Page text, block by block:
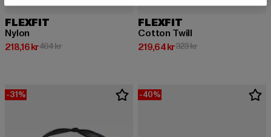
FLEXFIT
Nylon
218,16 kr
Nuvarande pris: 218,16 kr
404 krKampanjpris: 404 kr
FLEXFIT
Cotton Twill
219,64 kr
Nuvarande pris: 219,64 kr
323 krKampanjpris: 323 kr
-31% -40%